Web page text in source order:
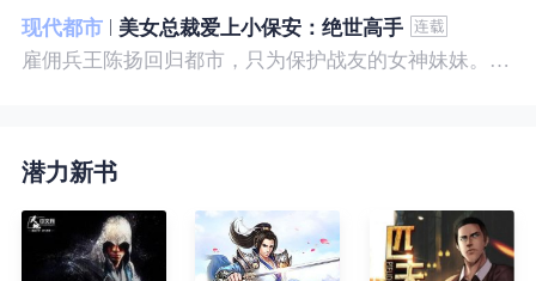
现代都市
美女总裁爱上小保安：绝世高手
雇佣兵王陈扬回归都市，只为保护战友的女神妹妹。繁华都市里，陈扬如鱼得水，，逍遥自在。
潜力新书